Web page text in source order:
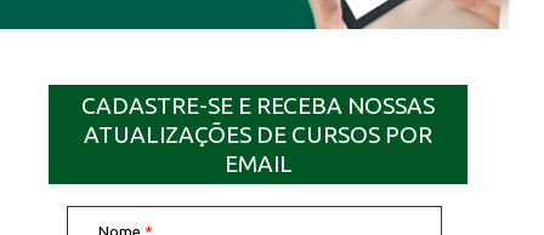
CADASTRE-SE E RECEBA NOSSAS
ATUALIZAÇÕES DE CURSOS POR
EMAIL
Nome *